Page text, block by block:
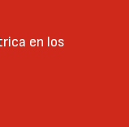
en los